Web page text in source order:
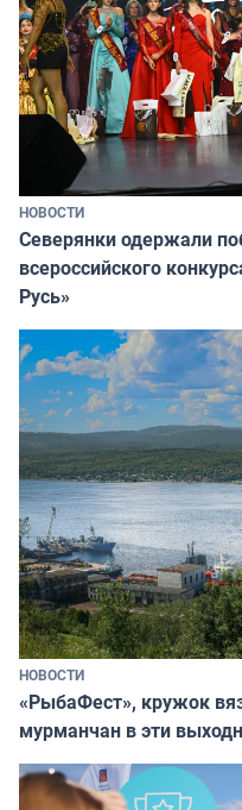
НОВОСТИ
Северянки одержали
всероссийского
Русь»
НОВОСТИ
«РыбаФест», кружок
мурманчан в эти